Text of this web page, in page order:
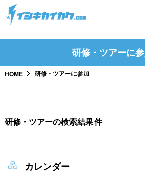
トップページ
研修・ツアーに参加
研修・ツアーに
HOME 研修・ツアーに参加
研修・ツアーの検索結果件
カレンダー